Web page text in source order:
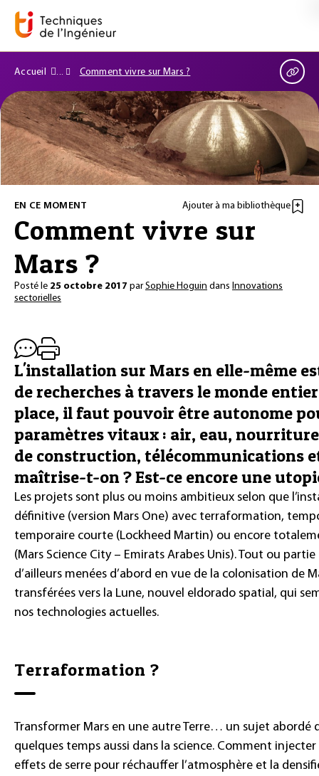
Accueil Comment vivre sur Mars ?
EN CE MOMENT Ajouter à ma bibliothèque
Comment vivre sur
Mars ?
Posté le 25 octobre 2017 parSophie Hoguin dans Innovations
sectorielles
L'installation sur Mars en elle-même
de recherches à travers le monde
place, il faut pouvoir être autonome
paramètres vitaux : air, eau,
de construction, télécommunications
maîtrise-t-on ? Est-ce encore une
Les projets sont plus ou moins ambitieux selon que
définitive (version Mars One) avec terraformation,
temporaire courte (Lockheed Martin) ou encore
(Mars Science City – Emirats Arabes Unis). Tout ou
d’ailleurs menées d’abord en vue de la colonisation de
transférées vers la Lune, nouvel eldorado spatial, qui
nos technologies actuelles.
Terraformation ?
Transformer Mars en une autre Terre… un sujet abordé
quelques temps aussi dans la science. Comment
effets de serre pour réchauffer l’atmosphère et la